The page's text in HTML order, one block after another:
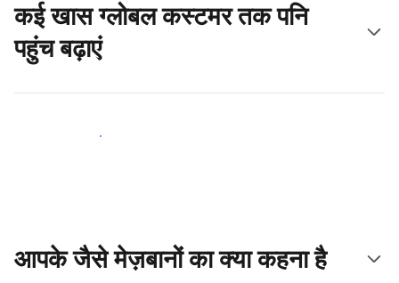
कई खास ग्लोबल कस्टमर तक पनि
पहुंच बढ़ाएं
आज ही नए मेहमानों तक पहुंचें
आपके जैसे मेज़बानों का क्या कहना है